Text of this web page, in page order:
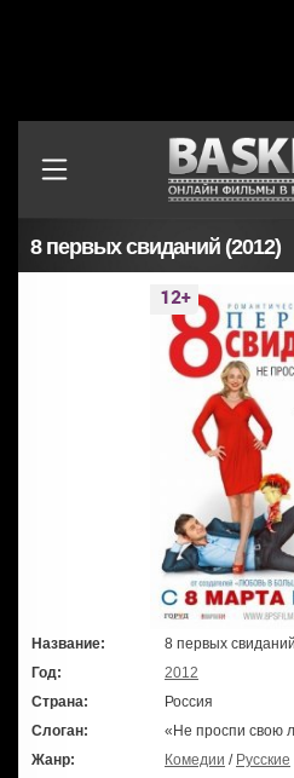
8 первых свиданий (2012)
Название:
8 первых свиданий
Год:
2012
Страна:
Россия
Слоган:
«Не проспи свою
Жанр:
Комедии / Русские